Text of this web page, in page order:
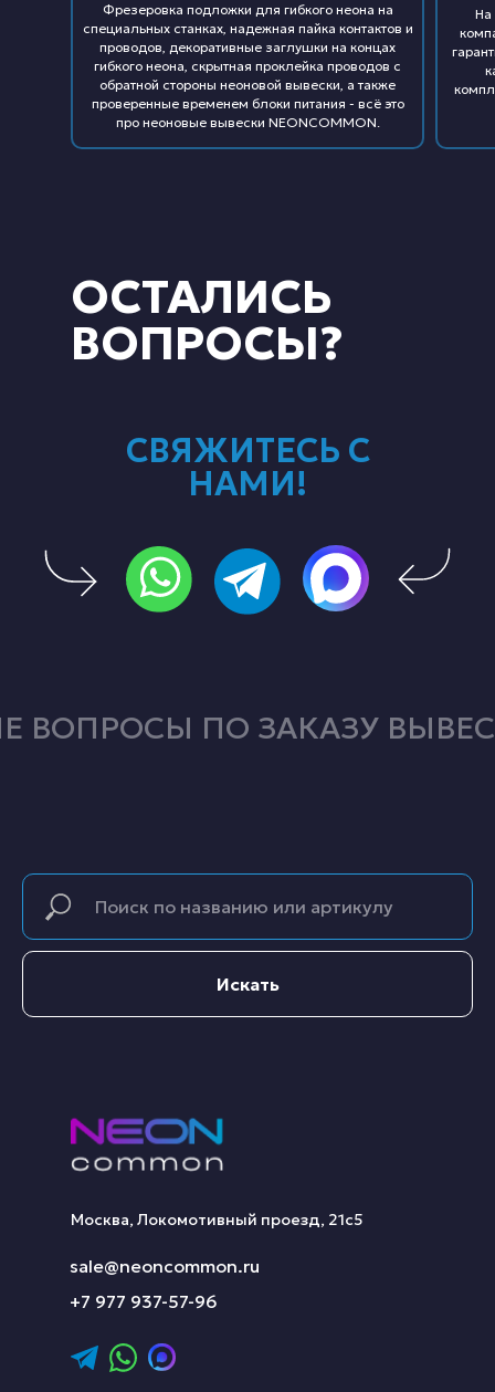
На
Фрезеровка подложки для гибкого неона на
специальных станках, надежная пайка контактов и
проводов, декоративные заглушки на концах
гибкого неона, скрытная проклейка проводов с
обратной стороны неоновой вывески, а также
проверенные временем блоки питания - всё это
про неоновые вывески NEONCOMMON.
СВЯЖИТЕСЬ С
НАМИ!
ПО ЗАКАЗУ
ОСТАЛИСЬ
ВОПРОСЫ?
Искать
+7 977 937-57-96
Москва, Локомотивный проезд, 21с5
sale@neoncommon.ru